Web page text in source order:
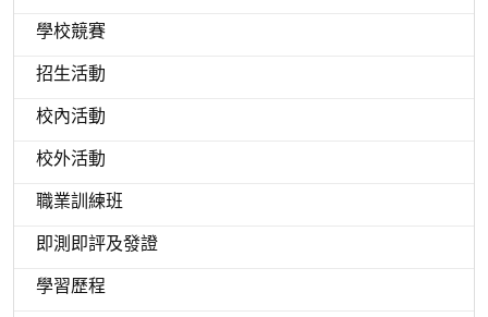
學校競賽
招生活動
校內活動
校外活動
職業訓練班
即測即評及發證
學習歷程